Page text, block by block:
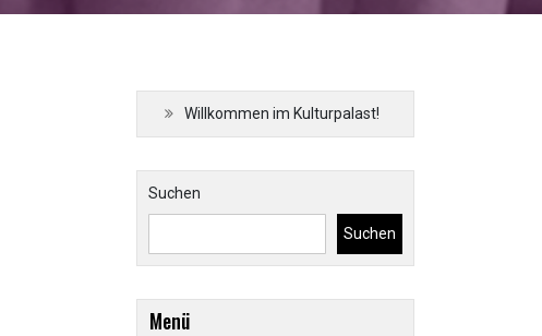
Willkommen im Kulturpalast!
Suchen
Suchen
Menü